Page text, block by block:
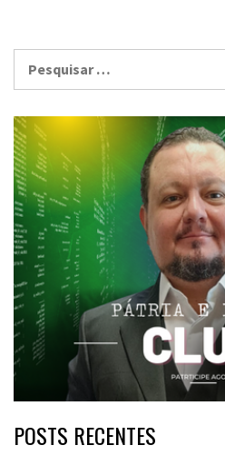
POSTS RECENTES